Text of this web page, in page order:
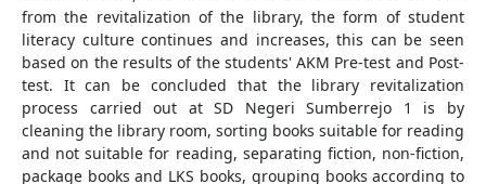
from the revitalization of the library, the form of student
literacy culture continues and increases, this can be seen
based on the results of the students' AKM Pre-test and Post-
test. It can be concluded that the library revitalization
process carried out at SD Negeri Sumberrejo 1 is by
cleaning the library room, sorting books suitable for reading
and not suitable for reading, separating fiction, non-fiction,
package books and LKS books, grouping books according to